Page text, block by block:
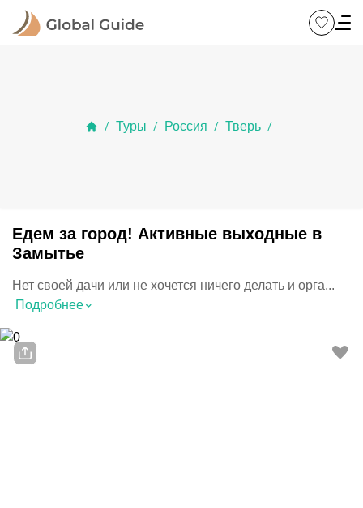
/ Туры / Россия / Тверь /
Едем за город! Активные выходные в
Замытье
Нет своей дачи или не хочется ничего делать и орга...
Подробнее⌃